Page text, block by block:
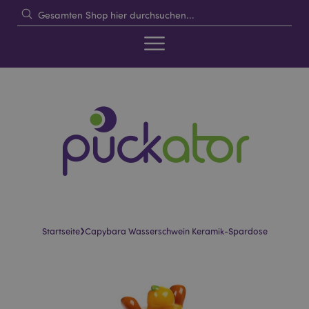
Startseite›Capybara Wasserschwein Keramik-Spardose